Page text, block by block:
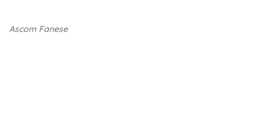
Ascom Fanese